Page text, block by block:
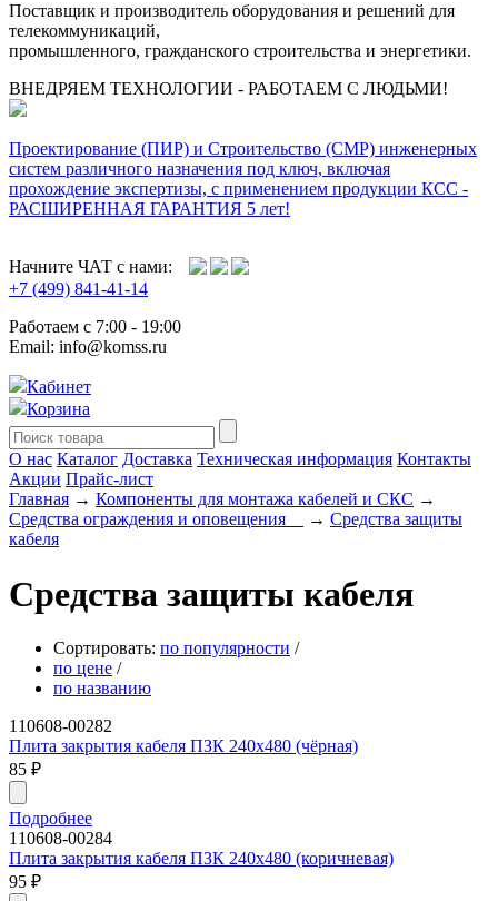
Поставщик и производитель оборудования и решений для
телекоммуникаций,
промышленного, гражданского строительства и энергетики.
ВНЕДРЯЕМ ТЕХНОЛОГИИ - РАБОТАЕМ С ЛЮДЬМИ!
Проектирование (ПИР) и Cтроительство (СМР) инженерных
систем различного назначения под ключ, включая
прохождение экспертизы, с применением продукции КСС -
РАСШИРЕННАЯ ГАРАНТИЯ 5 лет!
Начните ЧАТ с нами:
+7 (499) 841-41-14
Работаем с 7:00 - 19:00
Email: info@komss.ru
Кабинет
Корзина
О нас Каталог Доставка Техническая информация Контакты
Акции Прайс-лист
Главная → Компоненты для монтажа кабелей и СКС →
Средства ограждения и оповещения__
→ Средства защиты
кабеля
Средства защиты кабеля
Сортировать: по популярности /
по цене /
по названию
110608-00282
Плита закрытия кабеля ПЗК 240х480 (чёрная)
85 ₽
Подробнее
110608-00284
Плита закрытия кабеля ПЗК 240х480 (коричневая)
95 ₽